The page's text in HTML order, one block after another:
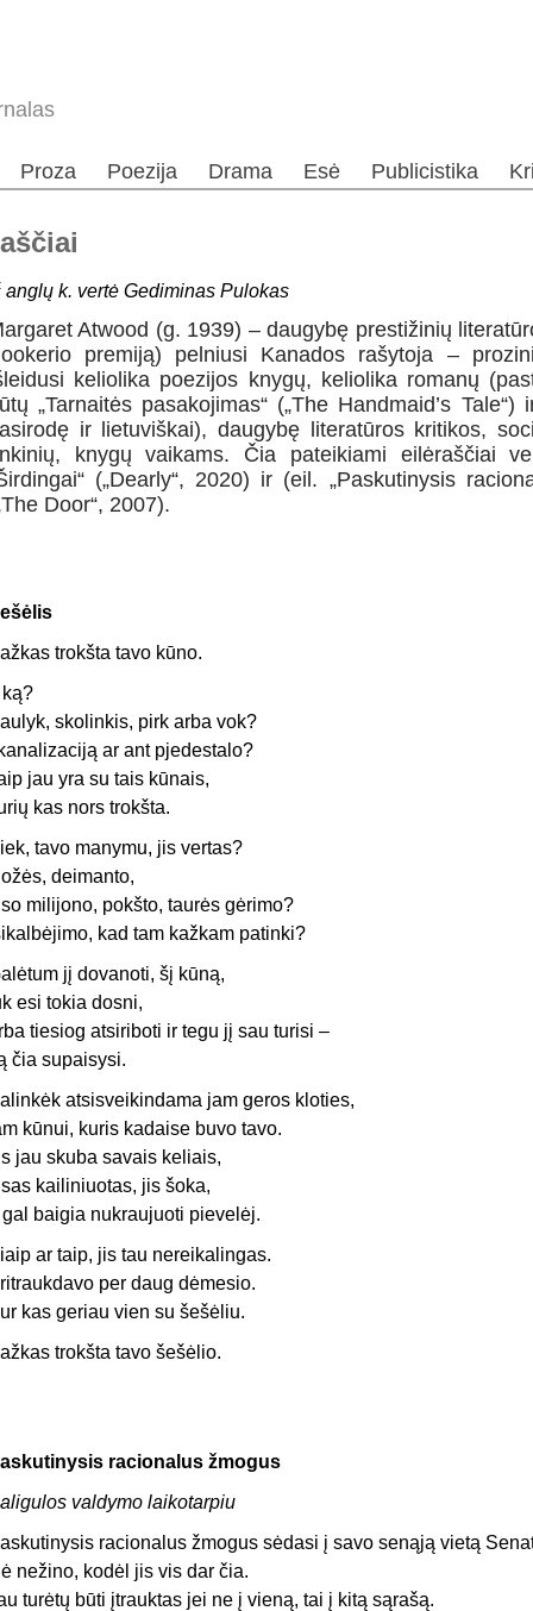
Proza Poezija Drama Esė Publicistika
anglų k. vertė Gediminas Pulokas
Atwood (g. 1939) – daugybę prestižinių
premiją) pelniusi Kanados rašytoja –
keliolika poezijos knygų, keliolika romanų
„Tarnaitės pasakojimas“ („The Handmaid’s Tale“)
ir lietuviškai), daugybę literatūros kritikos,
knygų vaikams. Čia pateikiami eilėraščiai
(„Dearly“, 2020) ir (eil. „Paskutinysis
Door“, 2007).
trokšta tavo kūno.
ką?
skolinkis, pirk arba vok?
kanalizaciją ar ant pjedestalo?
jau yra su tais kūnais,
kas nors trokšta.
tavo manymu, jis vertas?
deimanto,
milijono, pokšto, taurės gėrimo?
kad tam kažkam patinki?
jį dovanoti, šį kūną,
esi tokia dosni,
tiesiog atsiriboti ir tegu jį sau turisi –
čia supaisysi.
atsisveikindama jam geros kloties,
kūnui, kuris kadaise buvo tavo.
jau skuba savais keliais,
kailiniuotas, jis šoka,
baigia nukraujuoti pievelėj.
ar taip, jis tau nereikalingas.
per daug dėmesio.
kas geriau vien su šešėliu.
trokšta tavo šešėlio.
racionalus žmogus
valdymo laikotarpiu
racionalus žmogus sėdasi į savo senąją vietą
nežino, kodėl jis vis dar čia.
turėtų būti įtrauktas jei ne į vieną, tai į kitą sąrašą.